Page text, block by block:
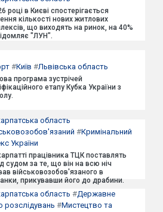
році в Києві спостерігається
кількості нових житлових
що виходять на ринок, на 40%
"ЛУН".
#Київ #Львівська область
програма зустрічей
етапу Кубка України з
область
#Кримінальний
України
працівника ТЦК поставлять
судом за те, що він на всю ніч
військовозобов'язаного в
прикувавши його до драбини.
область #Державне
розслідувань #Мистецтво та